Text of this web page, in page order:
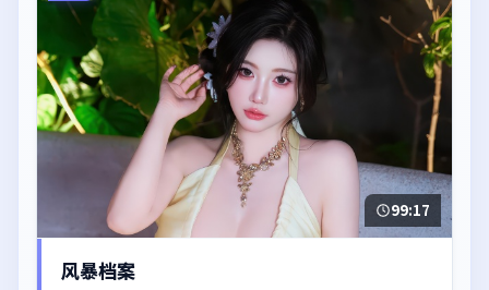
99:17
风暴档案